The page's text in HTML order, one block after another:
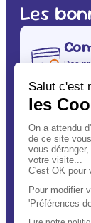
Les
Des
En un